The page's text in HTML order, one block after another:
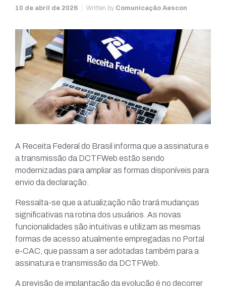
10 de abril de 2026 Written by Comunicação Aescon
A Receita Federal do Brasil informa que a assinatura e
a transmissão da DCTFWeb estão sendo
modernizadas para ampliar as formas disponíveis para
envio da declaração.
Ressalta-se que a atualização não trará mudanças
significativas na rotina dos usuários. As novas
funcionalidades são intuitivas e utilizam as mesmas
formas de acesso atualmente empregadas no Portal
e-CAC, que passam a ser adotadas também para a
assinatura e transmissão da DCTFWeb.
A previsão de implantação da evolução é no decorrer